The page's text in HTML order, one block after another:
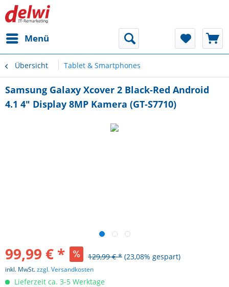
Menü
Übersicht Tablet & Smartphones
Samsung Galaxy Xcover 2 Black-Red Android
4.1 4" Display 8MP Kamera (GT-S7710)
99,99 € * 129,99 € * (23,08% gespart)
inkl. MwSt.zzgl. Versandkosten
Lieferzeit ca. 3-5 Werktage